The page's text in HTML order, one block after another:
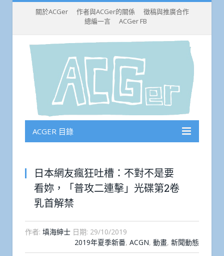
關於ACGer 作者與ACGer的關係
徵稿與推廣合作
總編一言
ACGer FB
ACGER 目錄
日本網友瘋狂吐槽：不對不是要
看妳，「普攻二連擊」光碟第2卷
乳首解禁
作者: 填海紳士 日期: 29/10/2019
2019年夏季新番, ACGN, 動畫, 新聞動態